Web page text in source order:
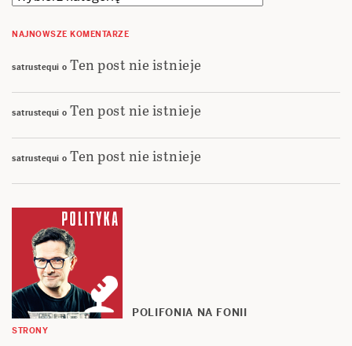
NAJNOWSZE KOMENTARZE
satrustequi o Ten post nie istnieje
satrustequi o Ten post nie istnieje
satrustequi o Ten post nie istnieje
POLIFONIA NA FONII
STRONY